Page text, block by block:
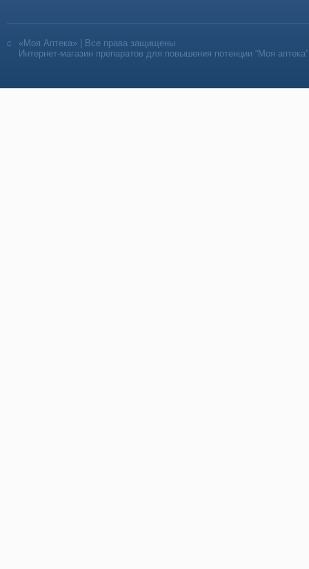
«Моя Аптека» | Все права защищены
Интернет-магазин препаратов для повышения потенции “Моя